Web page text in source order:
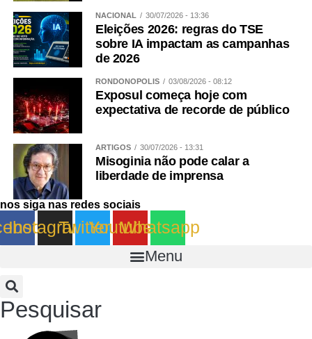
NACIONAL 30/07/2026 - 13:36
Eleições 2026: regras do TSE
sobre IA impactam as campanhas
de 2026
RONDONÓPOLIS 03/08/2026 - 08:12
Exposul começa hoje com
expectativa de recorde de público
ARTIGOS 30/07/2026 - 13:31
Misoginia não pode calar a
liberdade de imprensa
nos siga nas redes sociais
Instagram
TwitterYoutubeWhatsapp
Menu
Pesquisar